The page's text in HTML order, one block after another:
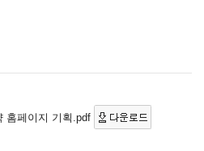
홈페이지 기획.pdf